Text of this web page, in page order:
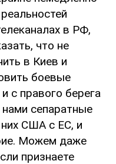
в РФ,
что не
в Киев и
боевые
с правого берега
сепаратные
них США с ЕС, и
Можем даже
признаете